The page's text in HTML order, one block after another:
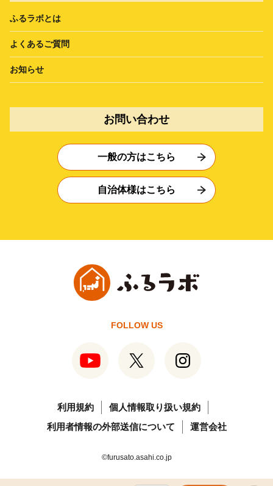
ふるラボとは
よくあるご質問
お知らせ
お問い合わせ
一般の方はこちら
自治体様はこちら
FOLLOW US
利用規約
個人情報取り扱い規約
利用者情報の外部送信について
運営会社
©furusato.asahi.co.jp